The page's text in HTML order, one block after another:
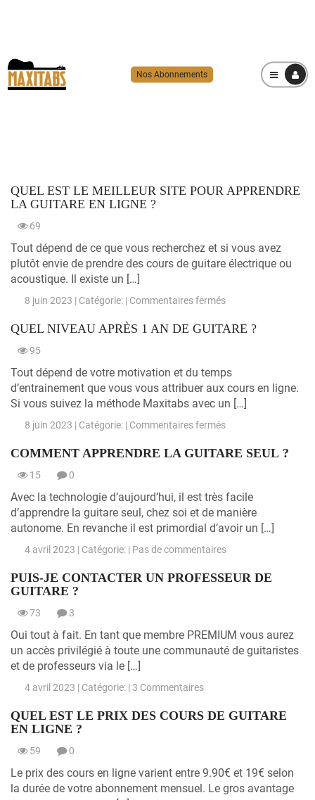
Nos Abonnements MENU
QUEL EST LE MEILLEUR SITE POUR APPRENDRE
LA GUITARE EN LIGNE ?
69
Tout dépend de ce que vous recherchez et si vous avez
plutôt envie de prendre des cours de guitare électrique ou
acoustique. Il existe un […]
8 juin 2023 | Catégorie: | Commentaires ferméssur
est
site
pour
apprendre
guitare
ligne
QUEL NIVEAU APRÈS 1 AN DE GUITARE ?
95
Tout dépend de votre motivation et du temps
d’entrainement que vous vous attribuer aux cours en ligne.
Si vous suivez la méthode Maxitabs avec un […]
8 juin 2023 | Catégorie: | Commentaires ferméssur
niveau
an
de
guitare
COMMENT APPRENDRE LA GUITARE SEUL ?
15 0
Avec la technologie d’aujourd’hui, il est très facile
d’apprendre la guitare seul, chez soi et de manière
autonome. En revanche il est primordial d’avoir un […]
4 avril 2023 | Catégorie: | Pas de commentaires
PUIS-JE CONTACTER UN PROFESSEUR DE
GUITARE ?
73 3
Oui tout à fait. En tant que membre PREMIUM vous aurez
un accès privilégié à toute une communauté de guitaristes
et de professeurs via le […]
4 avril 2023 | Catégorie: | 3 Commentaires
QUEL EST LE PRIX DES COURS DE GUITARE
EN LIGNE ?
59 0
Le prix des cours en ligne varient entre 9.90€ et 19€ selon
la durée de votre abonnement mensuel. Le gros avantage